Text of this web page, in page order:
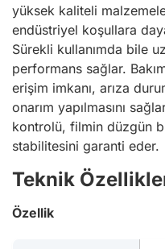
yüksek kaliteli
endüstriyel koşullara
Sürekli kullanımda bile
performans sağlar.
erişim imkanı, arıza
onarım yapılmasını
kontrolü, filmin düzgün
stabilitesini garanti eder.
Teknik
Özellik